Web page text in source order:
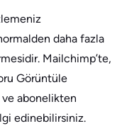
daha fazla
Mailchimp’te,
Görüntüle
ve abonelikten
edinebilirsiniz.